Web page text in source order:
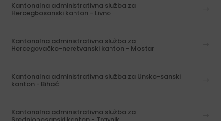
Kantonalna administrativna služba za
Hercegbosanski kanton - Livno
Kantonalna administrativna služba za
Hercegovačko-neretvanski kanton - Mostar
Kantonalna administrativna služba za Unsko-sanski
kanton - Bihać
Kantonalna administrativna služba za